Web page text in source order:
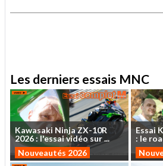
Les derniers essais MNC
Kawasaki NinjaZX-10R
2026: l'essaividéo sur...
Nouveautés 2026
Essai
: le